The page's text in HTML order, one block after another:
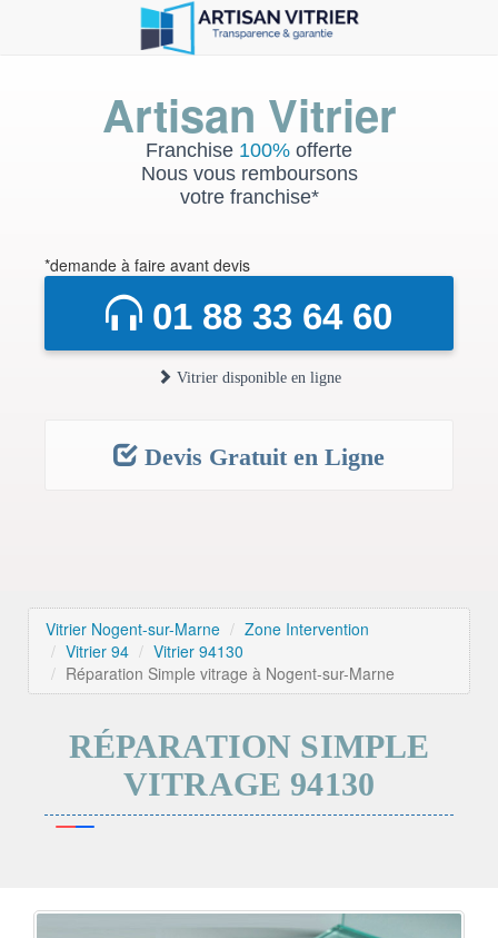
Artisan Vitrier
Franchise 100% offerte
Nous vous remboursons
votre franchise*
*demande à faire avant devis
01 88 33 64 60
Vitrier disponible en ligne
Devis Gratuit en Ligne
Vitrier Nogent-sur-Marne
Zone Intervention
Vitrier 94
Vitrier 94130
Réparation Simple vitrage à Nogent-sur-Marne
RÉPARATION SIMPLE
VITRAGE 94130